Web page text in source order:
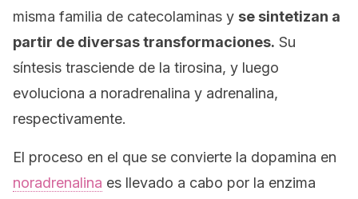
misma familia de catecolaminas y se sintetizan a
partir de diversas transformaciones. Su
síntesis trasciende de la tirosina, y luego
evoluciona a noradrenalina y adrenalina,
respectivamente.
El proceso en el que se convierte la dopamina en
noradrenalina es llevado a cabo por la enzima